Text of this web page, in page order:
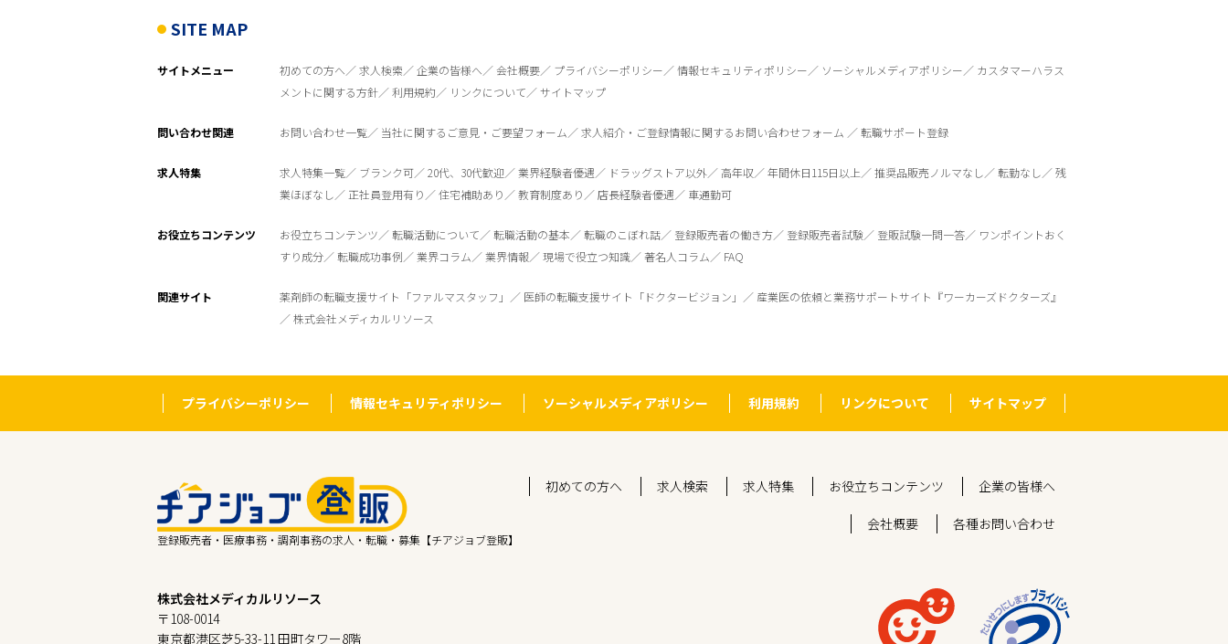
フリーワード
SITE MAP
サイトメニュー 初めての方へ 求人検索 企業の皆様へ 会社概要 プライバシーポリシー 情報セキュリティポリシー ソーシャルメディアポリシー
カスタマーハラス
メントに関する方針
利用規約 リンクについて サイトマップ
問い合わせ関連 お問い合わせ一覧 当社に関するご意見・ご要望フォーム 求人紹介・ご登録情報に関するお問い合わせフォーム 転職サポート登録
求人特集 求人特集一覧 ブランク可 20代、30代歓迎 業界経験者優遇 ドラッグストア以外 高年収 年間休日115日以上 推奨品販売ノルマなし 転勤なし
残
業ほぼなし
正社員登用有り 住宅補助あり 教育制度あり 店長経験者優遇 車通勤可
お役立ちコンテンツ お役立ちコンテンツ 転職活動について 転職活動の基本 転職のこぼれ話 登録販売者の働き方 登録販売者試験 登販試験一問一答
ワンポイントおく
すり成分
転職成功事例 業界コラム 業界情報 現場で役立つ知識 著名人コラム FAQ
関連サイト 薬剤師の転職支援サイト「ファルマスタッフ」 医師の転職支援サイト「ドクタービジョン」
産業医の依頼と業務サポートサイト『ワーカーズドクターズ』
株式会社メディカルリソース
プライバシーポリシー 情報セキュリティポリシー ソーシャルメディアポリシー 利用規約 リンクについて サイトマップ
登録販売者・医療事務・調剤事務の求人・転職・募集【チアジョブ登販】
初めての方へ 求人検索 求人特集 お役立ちコンテンツ 企業の皆様へ
会社概要 各種お問い合わせ
株式会社メディカルリソース
〒108-0014
東京都港区芝5-33-11 田町タワー8階